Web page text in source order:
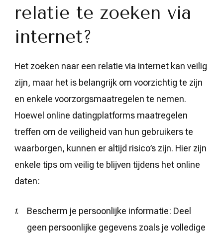
relatie te zoeken via
internet?
Het zoeken naar een relatie via internet kan veilig
zijn, maar het is belangrijk om voorzichtig te zijn
en enkele voorzorgsmaatregelen te nemen.
Hoewel online datingplatforms maatregelen
treffen om de veiligheid van hun gebruikers te
waarborgen, kunnen er altijd risico’s zijn. Hier zijn
enkele tips om veilig te blijven tijdens het online
daten:
Bescherm je persoonlijke informatie: Deel
geen persoonlijke gegevens zoals je volledige